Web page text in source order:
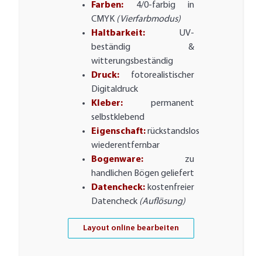
Farben:4/0-farbig in
CMYK (Vierfarbmodus)
Haltbarkeit:UV-
beständig &
witterungsbeständig
Druck:fotorealistischer
Digitaldruck
Kleber:permanent
selbstklebend
Eigenschaft:rückstandslos
wiederentfernbar
Bogenware:zu
handlichen Bögen geliefert
Datencheck:kostenfreier
Datencheck (Auflösung)
Layout online bearbeiten